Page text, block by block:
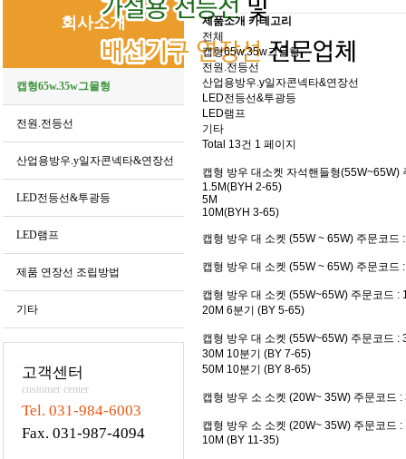
회사소개
캡형65w.35w그물형
전원.전등선
산업용방우.y일자콘넥타&연장선
LED전등선&투광등
LED램프
제품 연장선 조립방법
기타
고객센터
customer center
Tel. 031-984-6003
Fax. 031-987-4094
제품소개 카테고리
전체
캡형65w.35w그물형
전원.전등선
산업용방우.y일자콘넥타&연장선
LED전등선&투광등
LED램프
기타
Total 13건 1 페이지
캡형 방우 대소켓 자석핸들형(55W~65W)
1.5M(BYH 2-65)
5M
10M(BYH 3-65)
캡형 방우 대 소켓 (55W ~ 65W) 주문코드
캡형 방우 대 소켓 (55W ~ 65W) 주문코드
캡형 방우 대 소켓 (55W~65W) 주문코드 :
20M 6분기 (BY 5-65)
캡형 방우 대 소켓 (55W~65W) 주문코드 :
30M 10분기 (BY 7-65)
50M 10분기 (BY 8-65)
캡형 방우 소 소켓 (20W~ 35W) 주문코드
캡형 방우 소 소켓 (20W~ 35W) 주문코드
10M (BY 11-35)